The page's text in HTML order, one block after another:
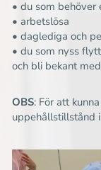
• du som behöver
• arbetslösa
• daglediga och
• du som nyss
och bli bekant
OBS: För att
uppehållstillstånd